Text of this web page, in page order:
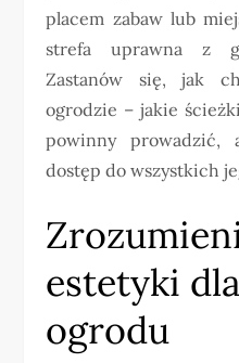
placem zabaw lub
strefa uprawna z
Zastanów się, jak
ogrodzie – jakie
powinny prowadzić,
dostęp do wszystkich
estetyki
ogrodu